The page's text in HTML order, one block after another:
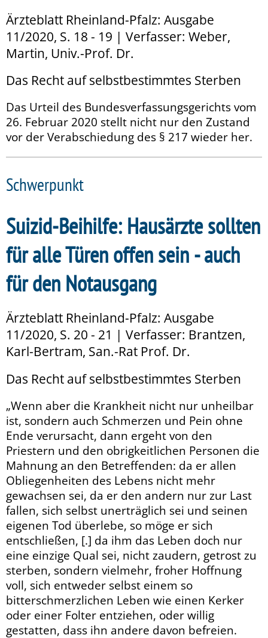
Ärzteblatt Rheinland-Pfalz: Ausgabe
11/2020, S. 18 - 19 | Verfasser: Weber,
Martin, Univ.-Prof. Dr.
Das Recht auf selbstbestimmtes Sterben
Das Urteil des Bundesverfassungsgerichts vom
26. Februar 2020 stellt nicht nur den Zustand
vor der Verabschiedung des § 217 wieder her.
Schwerpunkt
Suizid-Beihilfe: Hausärzte sollten
für alle Türen offen sein - auch
für den Notausgang
Ärzteblatt Rheinland-Pfalz: Ausgabe
11/2020, S. 20 - 21 | Verfasser: Brantzen,
Karl-Bertram, San.-Rat Prof. Dr.
Das Recht auf selbstbestimmtes Sterben
„Wenn aber die Krankheit nicht nur unheilbar
ist, sondern auch Schmerzen und Pein ohne
Ende verursacht, dann ergeht von den
Priestern und den obrigkeitlichen Personen die
Mahnung an den Betreffenden: da er allen
Obliegenheiten des Lebens nicht mehr
gewachsen sei, da er den andern nur zur Last
fallen, sich selbst unerträglich sei und seinen
eigenen Tod überlebe, so möge er sich
entschließen, [.] da ihm das Leben doch nur
eine einzige Qual sei, nicht zaudern, getrost zu
sterben, sondern vielmehr, froher Hoffnung
voll, sich entweder selbst einem so
bitterschmerzlichen Leben wie einen Kerker
oder einer Folter entziehen, oder willig
gestatten, dass ihn andere davon befreien.